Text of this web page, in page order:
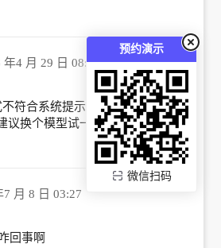
预约演示
微信扫码
年4 月 29 日 08:26
符合系统提示词中要求的格
议换个模型试一下
7 月 8 日 03:27
回事啊